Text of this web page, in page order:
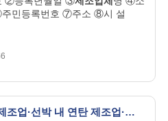
민등록번호 ⑦주소 ⑧시 설
석탄 가공업(연탄 제조업·선박 내 연탄 제조업·기타 가공탄 제조업) 개시 신고서